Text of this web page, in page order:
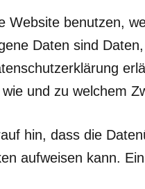
Website benutzen,
Daten sind
und zu welchem
hin, dass die
aufweisen kann.